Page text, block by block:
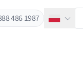
486 1987 Polski